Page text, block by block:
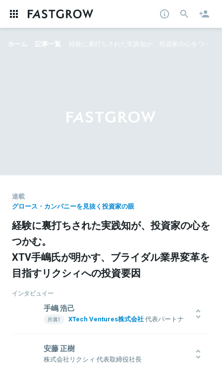
ホーム 記事一覧 経験に裏打ちされた実践知が、投資家の心をつかむ。 XTV手嶋氏が明かす、ブライダル業界変革を目指すリクシィへの投資要因
連載
グロース・カンパニーを見抜く投資家の眼
経験に裏打ちされた実践知が、投資家の心を
つかむ。
XTV手嶋氏が明かす、ブライダル業界変革を
目指すリクシィへの投資要因
インタビュイー
手嶋 浩己
XTech Ventures株式会社代表パートナ
1976年生まれ。1999年一橋大学商学部卒業後、博報堂に入社し、戦
略プランナーとして6年間勤務。2006年インタースパイア（現ユナイ
安藤 正樹
株式会社リクシィ 代表取締役社長